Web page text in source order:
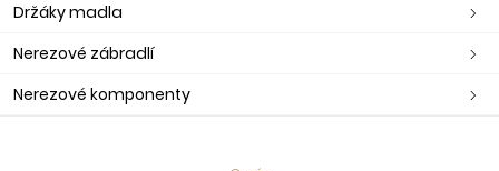
Držáky madla
Nerezové zábradlí
Nerezové komponenty